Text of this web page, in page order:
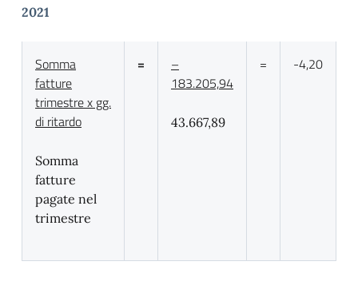
2021
Somma
fatture
trimestre x gg.
di ritardo
Somma
fatture
pagate nel
trimestre
=
–
183.205,94
43.667,89
= -4,20